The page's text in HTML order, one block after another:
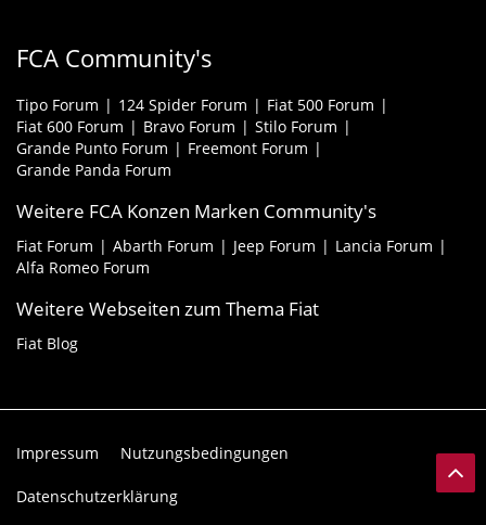
FCA Community's
Tipo Forum 124 Spider Forum
Fiat 500 Forum
Fiat 600 Forum
Bravo Forum
Stilo Forum
Grande Punto Forum
Freemont Forum
Grande Panda Forum
Weitere FCA Konzen Marken Community's
Fiat Forum Abarth Forum Jeep Forum
Lancia Forum
Alfa Romeo Forum
Weitere Webseiten zum Thema Fiat
Fiat Blog
Impressum Nutzungsbedingungen
Datenschutzerklärung